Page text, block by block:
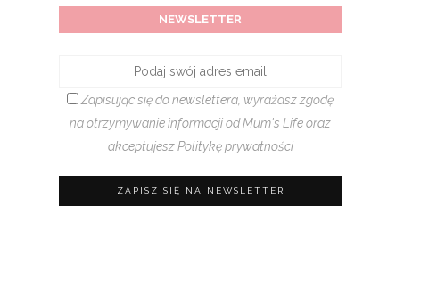
NEWSLETTER
Zapisując się do newslettera, wyrażasz zgodę
na otrzymywanie informacji od Mum's Life oraz
akceptujeszPolitykę prywatności